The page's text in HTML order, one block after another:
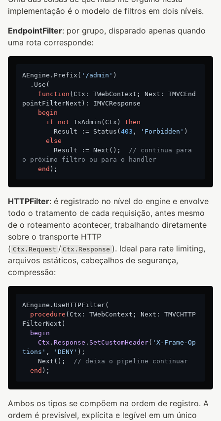
implementação é o modelo de filtros em dois níveis.
EndpointFilter: por grupo, disparado apenas quando
uma rota corresponde:
AEngine.Prefix( '/admin' )
function (Ctx: TWebContext; Next: TMVCEnd
pointFilterNext) :
IMVCResponse
begin
if
not IsAdmin(Ctx) then
        Result := Status(
403 , 'Forbidden' )
else
        Result := Next();
// continua para
o próximo filtro ou para o handler
end
HTTPFilter: é registrado no nível do engine e envolve
todo o tratamento de cada requisição, antes mesmo
de o roteamento acontecer, trabalhando diretamente
sobre o transporte HTTP
( Ctx.Request / Ctx.Response ). Ideal para rate limiting,
arquivos estáticos, cabeçalhos de segurança,
compressão:
AEngine.UseHTTPFilter(
procedure (Ctx: TWebContext; Next: TMVCHTTP
FilterNext)
begin
Ctx . Response . SetCustomHeader( 'X-Frame-Op
tions' , 'DENY' ) ;
    Next();
// deixa o pipeline continuar
end
Ambos os tipos se compõem na ordem de registro. A
ordem é previsível, explícita e legível em um único